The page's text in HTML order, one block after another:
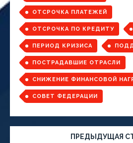
ОТСРОЧКА ПЛАТЕЖЕЙ
ОТСРОЧКА ПО КРЕДИТУ
ПЕРИОД КРИЗИСА
ПОСТРАДАВШИЕ ОТРАСЛИ
СНИЖЕНИЕ ФИНАНСОВОЙ
СОВЕТ ФЕДЕРАЦИИ
ПРЕДЫДУЩАЯ